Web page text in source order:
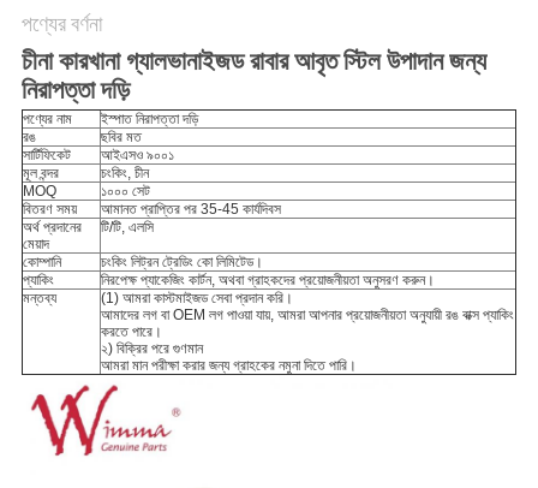
পণ্যের বর্ণনা
চীনা কারখানা গ্যালভানাইজড রাবার আবৃত স্টিল উপাদান জন্য
নিরাপত্তা দড়ি
পণ্যের নাম
ইস্পাত নিরাপত্তা দড়ি
রঙ
ছবির মত
সার্টিফিকেট
আইএসও ৯০০১
মূল বন্দর
চংকিং, চীন
MOQ
১০০০ সেট
বিতরণ সময়
আমানত প্রাপ্তির পর 35-45 কার্যদিবস
অর্থ প্রদানের
মেয়াদ
টি/টি, এলসি
কোম্পানি
চংকিং লিট্রন ট্রেডিং কো লিমিটেড।
প্যাকিং
নিরপেক্ষ প্যাকেজিং কার্টন, অথবা গ্রাহকদের প্রয়োজনীয়তা অনুসরণ করুন।
মন্তব্য
(1) আমরা কাস্টমাইজড সেবা প্রদান করি।
আমাদের লগ বা OEM লগ পাওয়া যায়, আমরা আপনার প্রয়োজনীয়তা অনুযায়ী রঙ বাক্স প্যাকিং
করতে পারে।
২) বিক্রির পরে গুণমান
আমরা মান পরীক্ষা করার জন্য গ্রাহকের নমুনা দিতে পারি।